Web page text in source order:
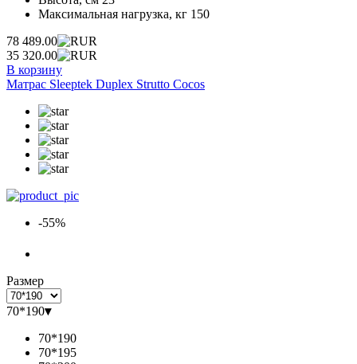
Максимальная нагрузка, кг 150
78 489.00
35 320.00
В корзину
Матрас Sleeptek Duplex Strutto Cocos
-55%
Размер
70*190▾
70*190
70*195